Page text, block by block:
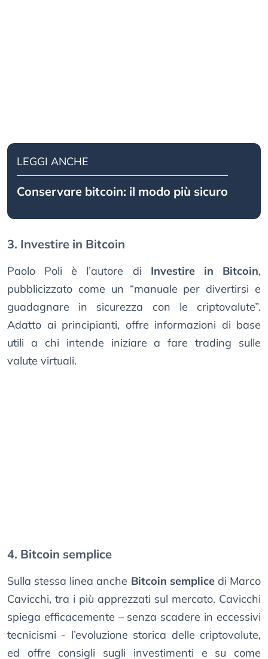
LEGGI ANCHE
Conservare bitcoin: il modo più sicuro
3. Investire in Bitcoin
Paolo Poli è l’autore di Investire in Bitcoin,
pubblicizzato come un “manuale per divertirsi e
guadagnare in sicurezza con le criptovalute”.
Adatto ai principianti, offre informazioni di base
utili a chi intende iniziare a fare trading sulle
valute virtuali.
4. Bitcoin semplice
Sulla stessa linea anche Bitcoin semplicedi Marco
Cavicchi, tra i più apprezzati sul mercato. Cavicchi
spiega efficacemente – senza scadere in eccessivi
tecnicismi - l’evoluzione storica delle criptovalute,
ed offre consigli sugli investimenti e su come